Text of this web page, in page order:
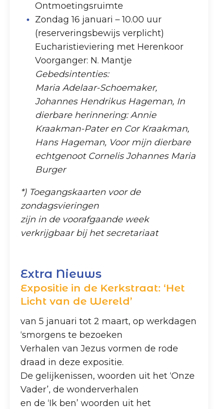
Ontmoetingsruimte
Zondag 16 januari – 10.00 uur
(reserveringsbewijs verplicht)
Eucharistieviering met Herenkoor
Voorganger: N. Mantje
Gebedsintenties:
Maria Adelaar-Schoemaker,
Johannes Hendrikus Hageman, In
dierbare herinnering: Annie
Kraakman-Pater en Cor Kraakman,
Hans Hageman, Voor mijn dierbare
echtgenoot Cornelis Johannes Maria
Burger
*) Toegangskaarten voor de
zondagsvieringen
zijn in de voorafgaande week
verkrijgbaar bij het secretariaat
Extra Nieuws
Expositie in de Kerkstraat: ‘Het
Licht van de Wereld’
van 5 januari tot 2 maart, op werkdagen
‘smorgens te bezoeken
Verhalen van Jezus vormen de rode
draad in deze expositie.
De gelijkenissen, woorden uit het ‘Onze
Vader’, de wonderverhalen
en de ‘Ik ben’ woorden uit het